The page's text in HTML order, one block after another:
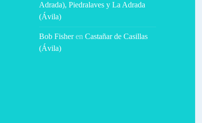
Adrada), Piedralaves y La Adrada
(Ávila)
Bob FisherenCastañar de Casillas
(Ávila)